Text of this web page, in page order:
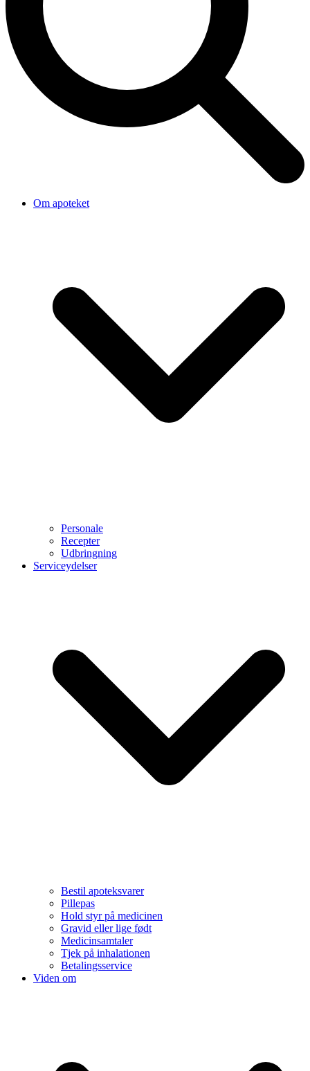
Om apoteket
Personale
Recepter
Udbringning
Serviceydelser
Bestil apoteksvarer
Pillepas
Hold styr på medicinen
Gravid eller lige født
Medicinsamtaler
Tjek på inhalationen
Betalingsservice
Viden om